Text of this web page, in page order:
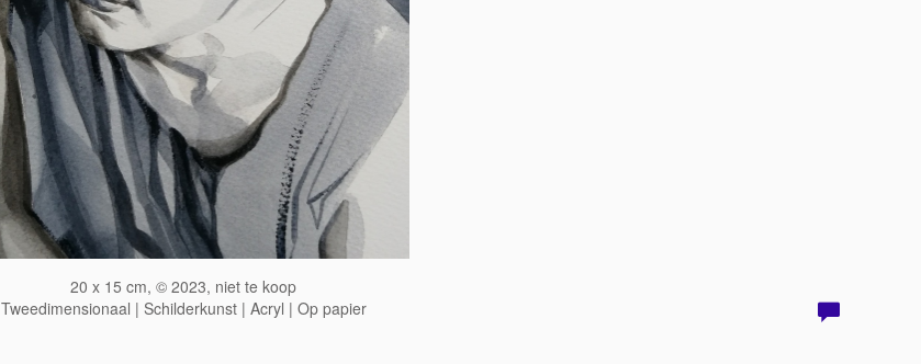
20 x 15 cm, © 2023, niet te koop
Tweedimensionaal | Schilderkunst | Acryl | Op papier